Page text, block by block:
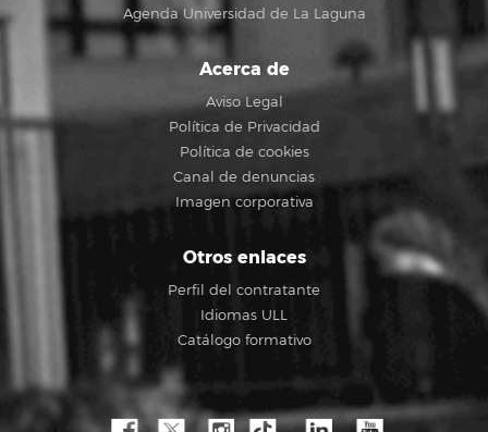
Agenda Universidad de La Laguna
Acerca de
Aviso Legal
Política de Privacidad
Política de cookies
Canal de denuncias
Imagen corporativa
Otros enlaces
Perfil del contratante
Idiomas ULL
Catálogo formativo